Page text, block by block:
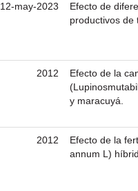
12-may-2023
Efecto de
productivos de
2012
Efecto de la
y maracuyá.
2012
Efecto de la
annum L)